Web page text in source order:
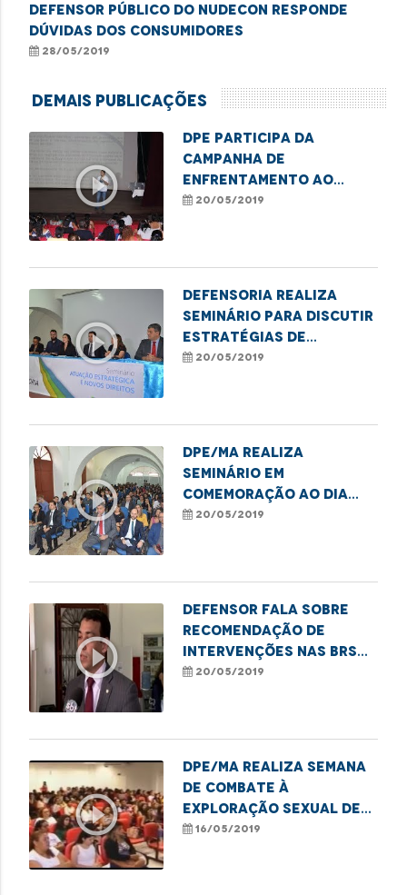
Defensor público do Nudecon responde
dúvidas dos consumidores
28/05/2019
Demais Publicações
play_circle_outline
DPE participa da
Campanha de
Enfrentamento ao
Abuso Sexual Infantil
20/05/2019
play_circle_outline
Defensoria realiza
seminário para discutir
estratégias de
promoção dos direitos
20/05/2019
play_circle_outline
DPE/MA realiza
Seminário em
comemoração ao Dia
Nacional da Defensoria
20/05/2019
play_circle_outline
Defensor fala sobre
recomendação de
intervenções nas BRs
135 e 222
20/05/2019
play_circle_outline
DPE/MA realiza semana
de combate à
exploração sexual de
crianças e
16/05/2019